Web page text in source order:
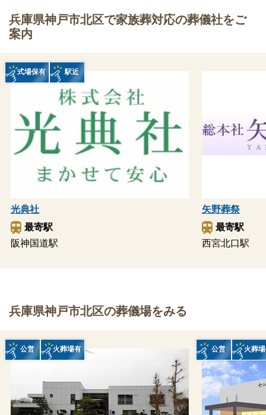
兵庫県神戸市北区で家族葬対応の葬儀社をご
案内
光典社
最寄駅
阪神国道駅
式場保有 駅近
矢野葬祭
最寄駅
西宮北口駅
兵庫県神戸市北区の葬儀場をみる
公営 火葬場有 公営 火葬